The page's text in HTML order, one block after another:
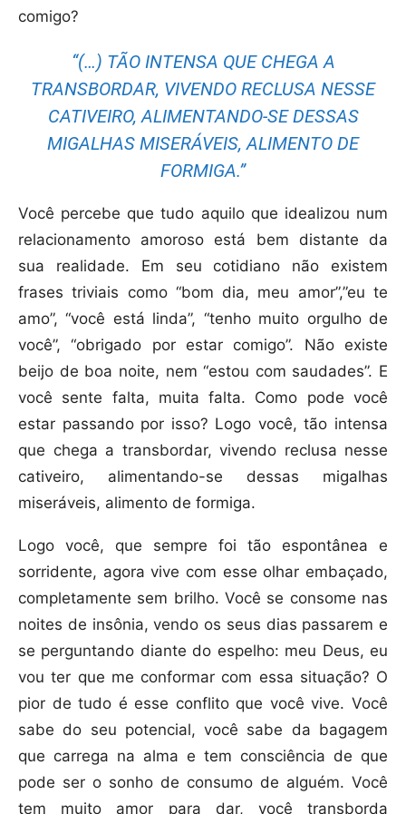
comigo?
“(…) TÃO INTENSA QUE CHEGA A
TRANSBORDAR, VIVENDO RECLUSA NESSE
CATIVEIRO, ALIMENTANDO-SE DESSAS
MIGALHAS MISERÁVEIS, ALIMENTO DE
FORMIGA.”
Você percebe que tudo aquilo que idealizou num
relacionamento amoroso está bem distante da
sua realidade. Em seu cotidiano não existem
frases triviais como “bom dia, meu amor”,”eu te
amo”, “você está linda”, “tenho muito orgulho de
você”, “obrigado por estar comigo”. Não existe
beijo de boa noite, nem “estou com saudades”. E
você sente falta, muita falta. Como pode você
estar passando por isso? Logo você, tão intensa
que chega a transbordar, vivendo reclusa nesse
cativeiro, alimentando-se dessas migalhas
miseráveis, alimento de formiga.
Logo você, que sempre foi tão espontânea e
sorridente, agora vive com esse olhar embaçado,
completamente sem brilho. Você se consome nas
noites de insônia, vendo os seus dias passarem e
se perguntando diante do espelho: meu Deus, eu
vou ter que me conformar com essa situação? O
pior de tudo é esse conflito que você vive. Você
sabe do seu potencial, você sabe da bagagem
que carrega na alma e tem consciência de que
pode ser o sonho de consumo de alguém. Você
tem muito amor para dar, você transborda